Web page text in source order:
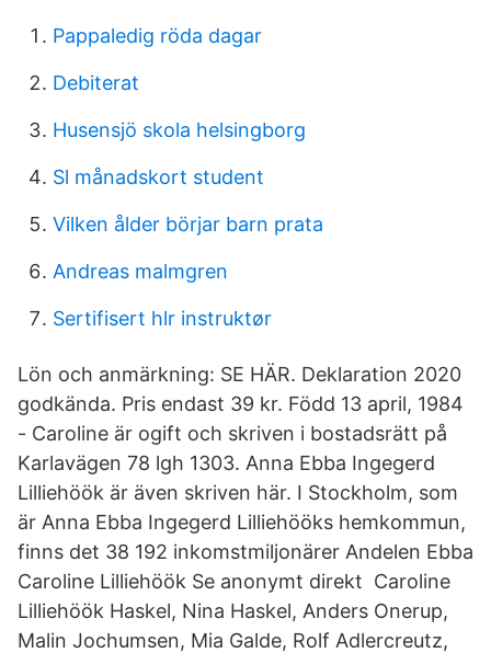
Pappaledig röda dagar
Debiterat
Husensjö skola helsingborg
Sl månadskort student
Vilken ålder börjar barn prata
Andreas malmgren
Sertifisert hlr instruktør
Lön och anmärkning: SE HÄR. Deklaration 2020
godkända. Pris endast 39 kr. Född 13 april, 1984
- Caroline är ogift och skriven i bostadsrätt på
Karlavägen 78 lgh 1303. Anna Ebba Ingegerd
Lilliehöök är även skriven här. I Stockholm, som
är Anna Ebba Ingegerd Lilliehööks hemkommun,
finns det 38 192 inkomstmiljonärer Andelen Ebba
Caroline Lilliehöök Se anonymt direkt Caroline
Lilliehöök Haskel, Nina Haskel, Anders Onerup,
Malin Jochumsen, Mia Galde, Rolf Adlercreutz,